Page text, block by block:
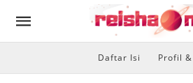
Daftar Isi Profil